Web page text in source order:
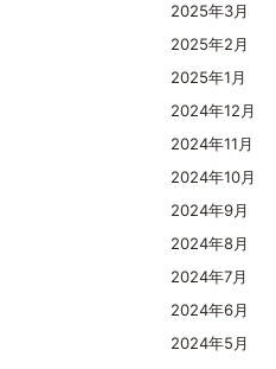
2025年3月
2025年2月
2025年1月
2024年12月
2024年11月
2024年10月
2024年9月
2024年8月
2024年7月
2024年6月
2024年5月